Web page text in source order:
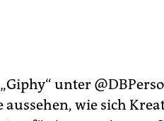
unter
aussehen, wie sich